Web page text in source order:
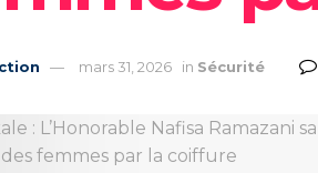
mars 31, 2026 in Sécurité